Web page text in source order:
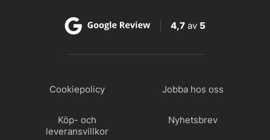
4,7 av 5
Cookiepolicy Jobba hos oss
Köp- och
leveransvillkor
Nyhetsbrev